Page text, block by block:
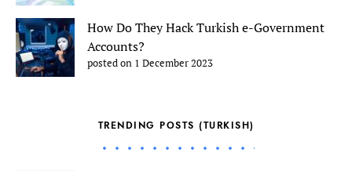
How Do They Hack Turkish e-Government
Accounts?
posted on 1 December 2023
TRENDING POSTS (TURKISH)